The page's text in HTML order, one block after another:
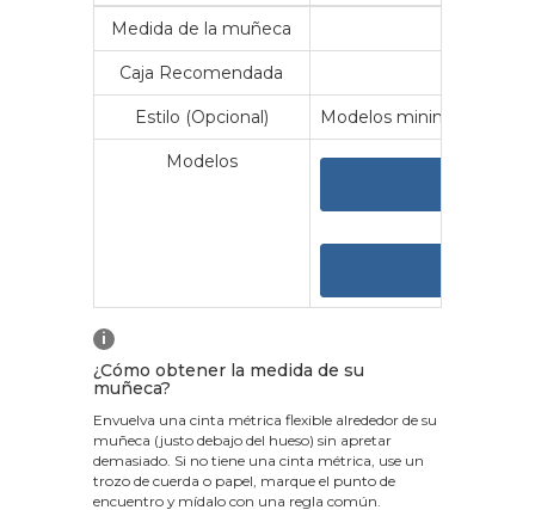
Medida de la muñeca
Caja Recomendada
Estilo (Opcional) Modelos minimalistas y
Modelos
i
¿Cómo obtener la medida de su
muñeca?
Envuelva una cinta métrica flexible alrededor de su
muñeca (justo debajo del hueso) sin apretar
demasiado. Si no tiene una cinta métrica, use un
trozo de cuerda o papel, marque el punto de
encuentro y mídalo con una regla común.